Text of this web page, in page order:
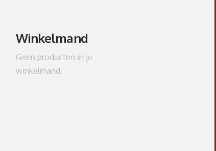
Winkelmand
Geen producten in je
winkelmand.